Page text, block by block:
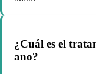
¿Cuál es el
ano?